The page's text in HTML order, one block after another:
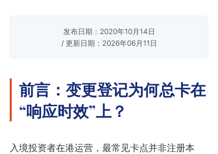
发布日期：2020年10月14日
/ 更新日期：2026年06月11日
前言：变更登记为何总卡在
“响应时效”上？
入境投资者在港运营，最常见卡点并非注册本